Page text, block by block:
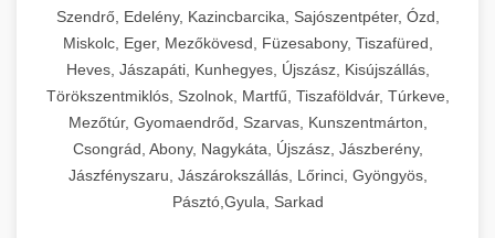
chef-iparikonyhagepek.hu
kereskedelmi sajtreszelő
Teljes körű nagykonyhai berendezések és
professzionális vendéglátóipari kellékek.
Minden, ami szükséges éttermi és catering
műveletekhez.
chef-iparikonyhagepek.hu
kereskedelmi konyhai megoldások
Szendrő, Edelény, Kazincbarcika, Sajószentpéter, Ózd,
Miskolc, Eger, Mezőkövesd, Füzesabony, Tiszafüred,
Heves, Jászapáti, Kunhegyes, Újszász, Kisújszállás,
Törökszentmiklós, Szolnok, Martfű, Tiszaföldvár, Túrkeve,
Mezőtúr, Gyomaendrőd, Szarvas, Kunszentmárton,
Csongrád, Abony, Nagykáta, Újszász, Jászberény,
Jászfényszaru, Jászárokszállás, Lőrinci, Gyöngyös,
Pásztó,Gyula, Sarkad